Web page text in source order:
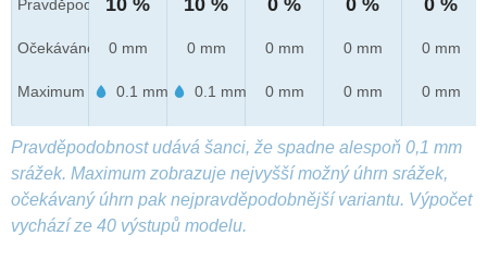
Pravděpod.
Očekáváno
Maximum
10 %
0 mm
0.1 mm
10 %
0 mm
0.1 mm
0 %
0 mm
0 mm
0 %
0 mm
0 mm
0 %
0 mm
0 mm
Pravděpodobnost udává šanci, že spadne alespoň 0,1 mm
srážek. Maximum zobrazuje nejvyšší možný úhrn srážek,
očekávaný úhrn pak nejpravděpodobnější variantu. Výpočet
vychází ze 40 výstupů modelu.